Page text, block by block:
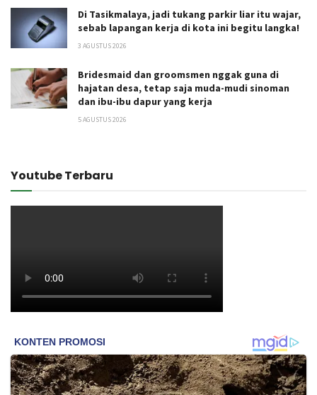
Di Tasikmalaya, jadi tukang parkir liar itu wajar,
sebab lapangan kerja di kota ini begitu langka!
3 AGUSTUS 2026
Bridesmaid dan groomsmen nggak guna di
hajatan desa, tetap saja muda-mudi sinoman
dan ibu-ibu dapur yang kerja
5 AGUSTUS 2026
Youtube Terbaru